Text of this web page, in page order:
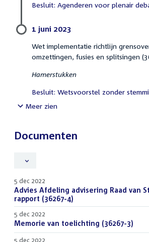
Besluit: Agenderen voor plenair
1 juni 2023
Wet implementatie richtlijn
omzettingen, fusies en splitsingen
Hamerstukken
Besluit: Wetsvoorstel zonder
Meer zien
Documenten
5 dec 2022
Download
bestand:
Advies Afdeling advisering Raad van
rapport (36267-4)
5 dec 2022
Download
bestand:
Memorie van toelichting (36267-3)
5 dec 2022